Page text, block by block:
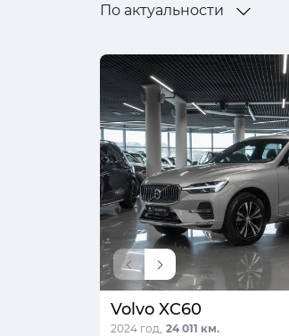
По актуальности
Volvo XC60
2024 год, 24 011 км.